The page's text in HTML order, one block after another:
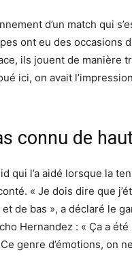
d’un match qui
ont eu des occasions
ils jouent de manière
ici, on avait
connu de
qui l’a aidé lorsque la
« Je dois dire que
et de bas », a déclaré le
Hernandez : « Ça a
genre d’émotions, on